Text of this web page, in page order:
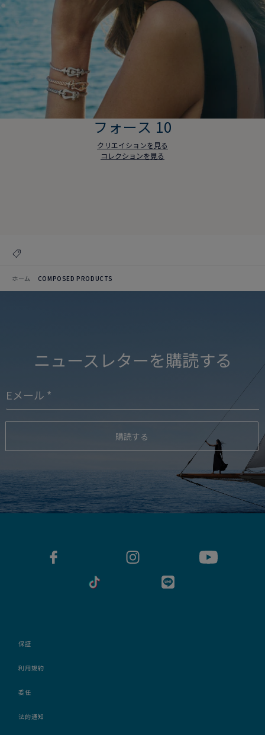
フォース 10
クリエイションを見る
コレクションを見る
ホーム COMPOSED PRODUCTS
ニュースレターを購読する
購読する
保証
利用規約
委任
法的通知